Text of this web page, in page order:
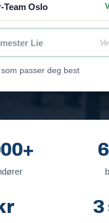
Team Oslo
Lie
passer deg best
3